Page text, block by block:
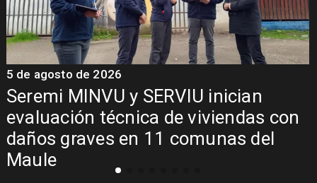
con
Fondo Orasmi entrega apoyo a
familia de Romeral para costear
alimentación especializada de
con Síndrome de Intestino Corto
5 de agosto de 2026